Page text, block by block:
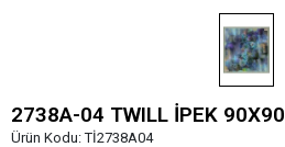
2738A-04 TWILL İPEK 90X90
Ürün Kodu:Tİ2738A04